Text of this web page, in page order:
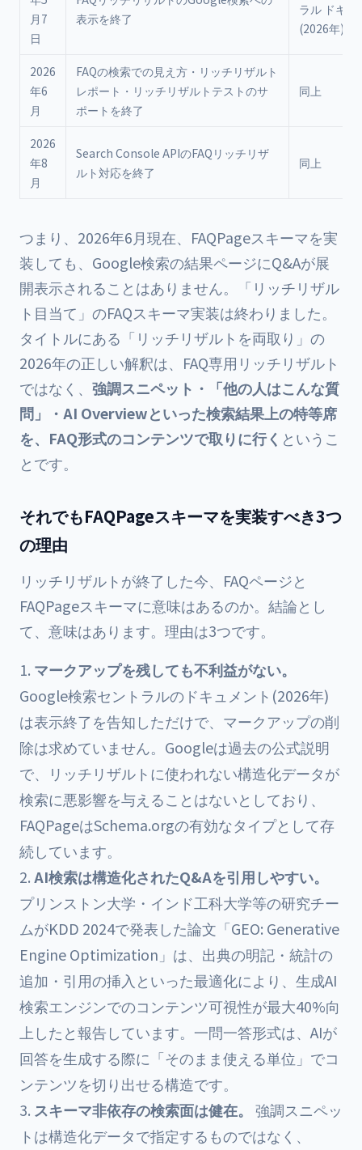
月7
日
表示を終了
ラル ドキュ
(2026年)
2026
年6
月
FAQの検索での見え方・リッチリザルト
レポート・リッチリザルトテストのサ
ポートを終了
同上
2026
年8
月
Search Console APIのFAQリッチリザ
ルト対応を終了
同上
つまり、2026年6月現在、FAQPageスキーマを実
装しても、Google検索の結果ページにQ&Aが展
開表示されることはありません。「リッチリザル
ト目当て」のFAQスキーマ実装は終わりました。
タイトルにある「リッチリザルトを両取り」の
2026年の正しい解釈は、FAQ専用リッチリザルト
ではなく、 強調スニペット・「他の人はこんな質
問」・AI Overviewといった検索結果上の特等席
を、FAQ形式のコンテンツで取りに行く というこ
とです。
それでもFAQPageスキーマを実装すべき3つ
の理由
リッチリザルトが終了した今、FAQページと
FAQPageスキーマに意味はあるのか。結論とし
て、意味はあります。理由は3つです。
マークアップを残しても不利益がない。
Google検索セントラルのドキュメント(2026年)
は表示終了を告知しただけで、マークアップの削
除は求めていません。Googleは過去の公式説明
で、リッチリザルトに使われない構造化データが
検索に悪影響を与えることはないとしており、
FAQPageはSchema.orgの有効なタイプとして存
続しています。
AI検索は構造化されたQ&Aを引用しやすい。
プリンストン大学・インド工科大学等の研究チー
ムがKDD 2024で発表した論文「GEO: Generative
Engine Optimization」は、出典の明記・統計の
追加・引用の挿入といった最適化により、生成AI
検索エンジンでのコンテンツ可視性が最大40%向
上したと報告しています。一問一答形式は、AIが
回答を生成する際に「そのまま使える単位」でコ
ンテンツを切り出せる構造です。
スキーマ非依存の検索面は健在。 強調スニペッ
トは構造化データで指定するものではなく、